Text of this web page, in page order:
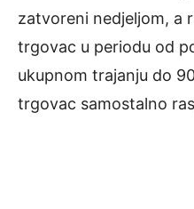
zatvoreni nedjeljom, a
trgovac u periodu od
ukupnom trajanju do
trgovac samostalno